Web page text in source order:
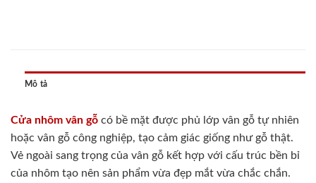
Mô tả
Cửa nhôm vân gỗ có bề mặt được phủ lớp vân gỗ tự nhiên
hoặc vân gỗ công nghiệp, tạo cảm giác giống như gỗ thật.
Vẻ ngoài sang trọng của vân gỗ kết hợp với cấu trúc bền bỉ
của nhôm tạo nên sản phẩm vừa đẹp mắt vừa chắc chắn.